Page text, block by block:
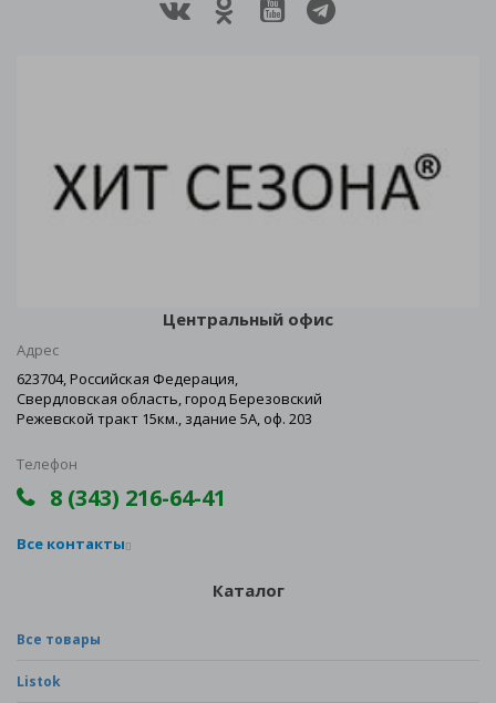
Центральный офис
Адрес
623704, Российская Федерация,
Свердловская область, город Березовский
Режевской тракт 15км., здание 5А, оф. 203
Телефон
8 (343) 216-64-41
Все контакты
Каталог
Все товары
Listok